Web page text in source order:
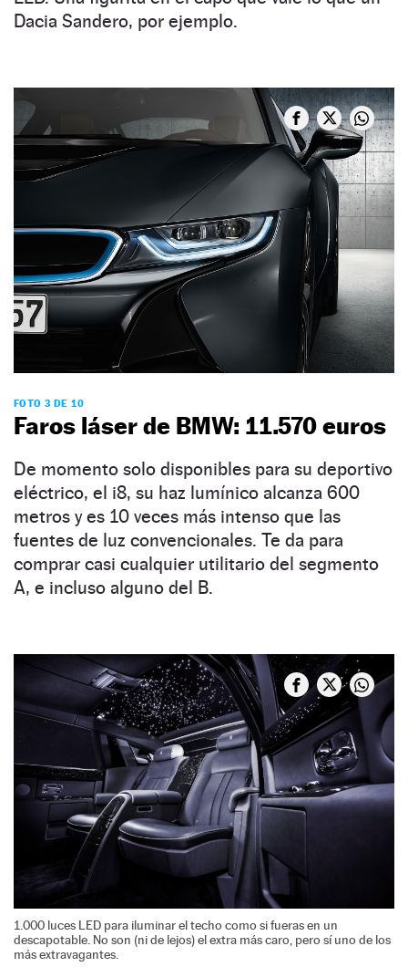
Dacia Sandero, por ejemplo.
FOTO 3 DE 10
Faros láser de BMW: 11.570 euros
De momento solo disponibles para su deportivo
eléctrico, el i8, su haz lumínico alcanza 600
metros y es 10 veces más intenso que las
fuentes de luz convencionales. Te da para
comprar casi cualquier utilitario del segmento
A, e incluso alguno del B.
1.000 luces LED para iluminar el techo como si fueras en un
descapotable. No son (ni de lejos) el extra más caro, pero sí uno de los
más extravagantes.